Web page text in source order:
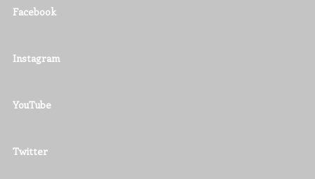
Facebook
Instagram
YouTube
Twitter